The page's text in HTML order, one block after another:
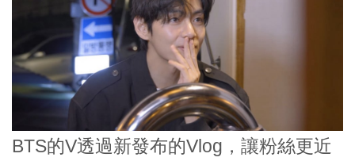
BTS的V透過新發布的Vlog，讓粉絲更近